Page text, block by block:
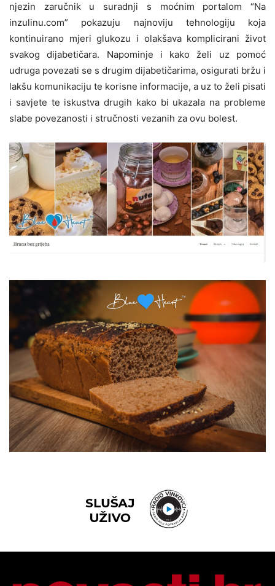
njezin zaručnik u suradnji s moćnim portalom “Na
inzulinu.com” pokazuju najnoviju tehnologiju koja
kontinuirano mjeri glukozu i olakšava komplicirani život
svakog dijabetičara. Napominje i kako želi uz pomoć
udruga povezati se s drugim dijabetičarima, osigurati bržu i
lakšu komunikaciju te korisne informacije, a uz to želi pisati
i savjete te iskustva drugih kako bi ukazala na probleme
slabe povezanosti i stručnosti vezanih za ovu bolest.